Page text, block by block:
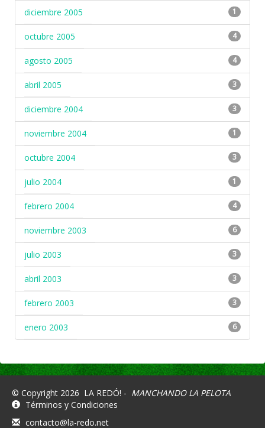
diciembre 2005 1
octubre 2005 4
agosto 2005 4
abril 2005 3
diciembre 2004 3
noviembre 2004 1
octubre 2004 3
julio 2004 1
febrero 2004 4
noviembre 2003 6
julio 2003 3
abril 2003 3
febrero 2003 3
enero 2003 6
© Copyright 2026 LA REDÓ! - MANCHANDO LA PELOTA
Términos y Condiciones
contacto@la-redo.net